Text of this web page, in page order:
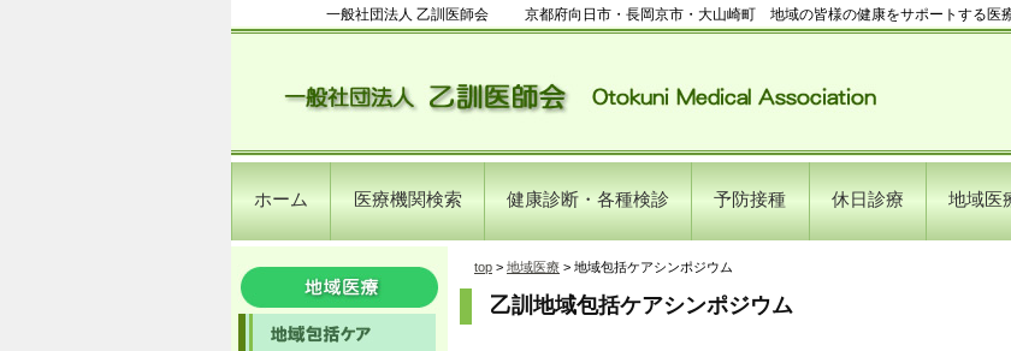
一般社団法人 乙訓医師会 京都府向日市・長岡京市・大山崎町 地域の皆様の健康をサポートする医
ホーム 医療機関検索 健康診断・各種検診 予防接種 休日診療 地域医
top > 地域医療 > 地域包括ケアシンポジウム
乙訓地域包括ケアシンポジウム